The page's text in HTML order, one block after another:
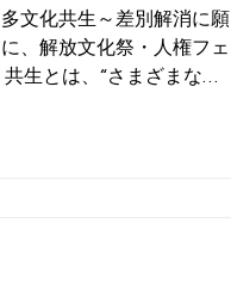
文化共生～差別解消に願
、解放文化祭・人権フェ
生とは、“さまざまな